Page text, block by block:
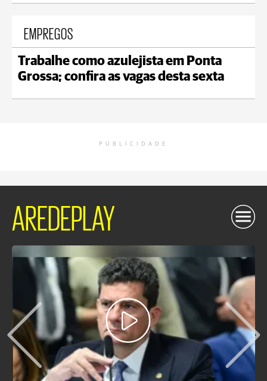
EMPREGOS
Trabalhe como azulejista em Ponta
Grossa; confira as vagas desta sexta
PUBLICIDADE
AREDEPLAY